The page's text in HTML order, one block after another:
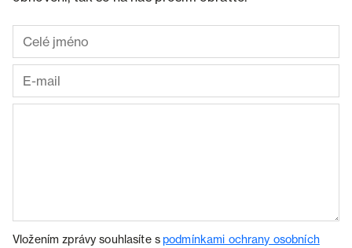
Vložením zprávy souhlasíte spodmínkami ochrany osobních